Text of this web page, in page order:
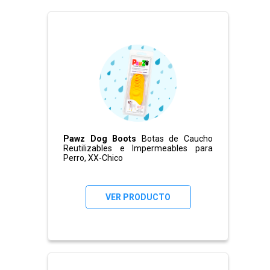
Pawz Dog Boots
Botas de Caucho
Reutilizables e Impermeables para
Perro, XX-Chico
VER PRODUCTO